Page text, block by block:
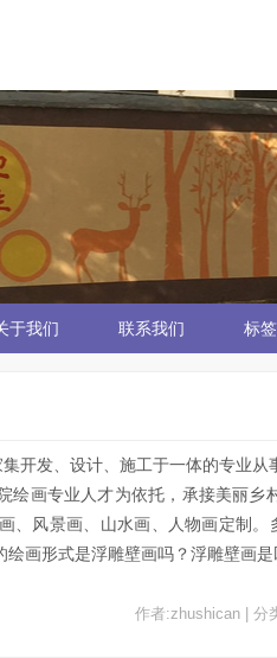
于我们 联系我们 标
开发、设计、施工于一体的专业从
绘画专业人才为依托，承接美丽乡
、风景画、山水画、人物画定制。
画形式是浮雕壁画吗？浮雕壁画是
作者:zhushican | 分